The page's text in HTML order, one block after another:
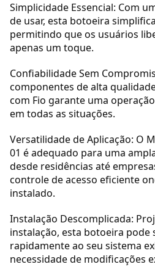
Simplicidade Essencial: Com
de usar, esta botoeira
permitindo que os usuários
apenas um toque.
Confiabilidade Sem
componentes de alta
com Fio garante uma
em todas as situações.
Versatilidade de Aplicação: O
01 é adequado para uma
desde residências até
controle de acesso eficiente
instalado.
Instalação Descomplicada:
instalação, esta botoeira pode
rapidamente ao seu sistema
necessidade de modificações